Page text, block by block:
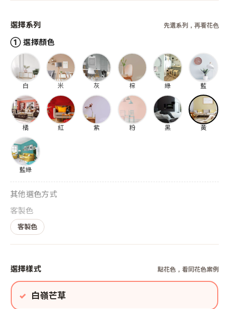
選擇系列 先選系列，再看花色
① 選擇顏色
白 米 灰 棕 綠 藍
橘 紅 紫 粉 黑 黃
藍綠
其他選色方式
客製色
客製色
選擇樣式 點花色，看同花色案例
白嶺芒草